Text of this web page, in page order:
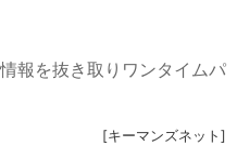
報を抜き取りワンタイムパ
[キーマンズネット ]